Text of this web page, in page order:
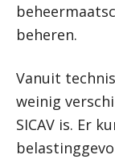
beheren.
Vanuit
weinig
SICAV is. Er